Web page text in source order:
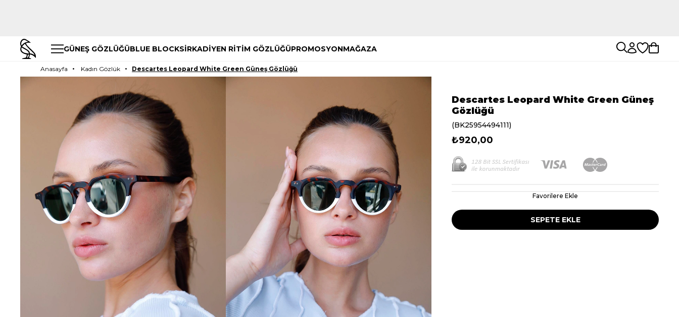
GÜNEŞ GÖZLÜĞÜBLUE BLOCKSİRKADİYEN RİTİM GÖZLÜĞÜPROMOSYONMAĞAZA
Anasayfa Kadın Gözlük Descartes Leopard White Green Güneş Gözlüğü
Descartes Leopard White Green Güneş
Gözlüğü
(BK25954494111)
₺920,00
Favorilere Ekle